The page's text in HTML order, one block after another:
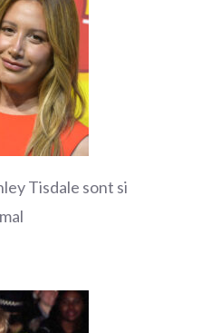
Tisdale sont si